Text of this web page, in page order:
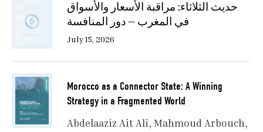
حديث الثلاثاء: مراقبة الأسعار والأسواق
في المغرب — دور المنافسة
July 15, 2026
Morocco as a Connector State: A Winning
Strategy in a Fragmented World
Abdelaaziz Ait Ali Mahmoud Arbouch